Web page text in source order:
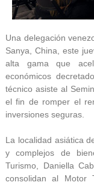
Una delegación
Sanya, China, este
alta gama que
económicos
técnico asiste al
el fin de romper el
inversiones seguras.
La localidad asiática
y complejos de
Turismo, Daniella
consolidan al Motor